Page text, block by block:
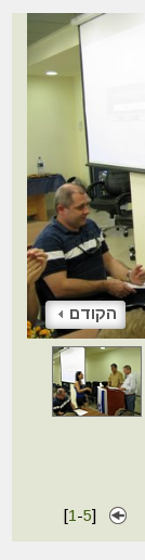
הקודם
[1 -5]